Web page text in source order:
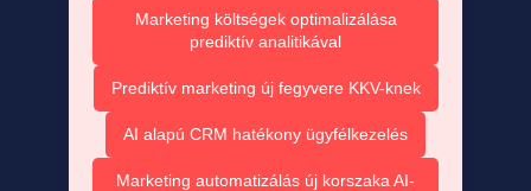
Marketing költségek optimalizálása
prediktív analitikával
Prediktív marketing új fegyvere KKV-knek
AI alapú CRM hatékony ügyfélkezelés
Marketing automatizálás új korszaka AI-